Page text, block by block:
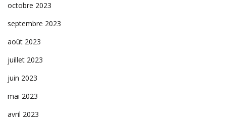
octobre 2023
septembre 2023
août 2023
juillet 2023
juin 2023
mai 2023
avril 2023